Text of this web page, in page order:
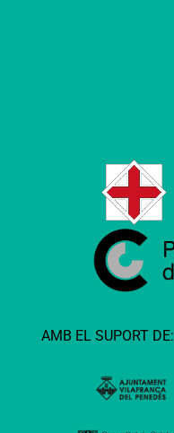
AMB EL SUPORT DE: